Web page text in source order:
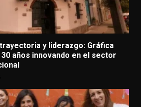
y liderazgo: Gráfica
años innovando en el sector